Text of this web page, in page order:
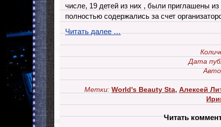
числе, 19 детей из них , были приглашены из
полностью содержались за счет
Читать далее …
Дата
Метки: World's Beauty Sta, Алексей
Читать